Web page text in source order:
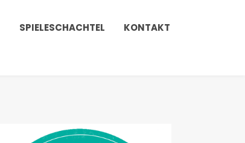
SPIELESCHACHTEL KONTAKT